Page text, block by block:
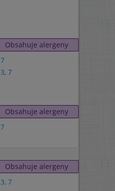
Obsahuje alergeny
7
3, 7
Obsahuje alergeny
7
Obsahuje alergeny
3, 7